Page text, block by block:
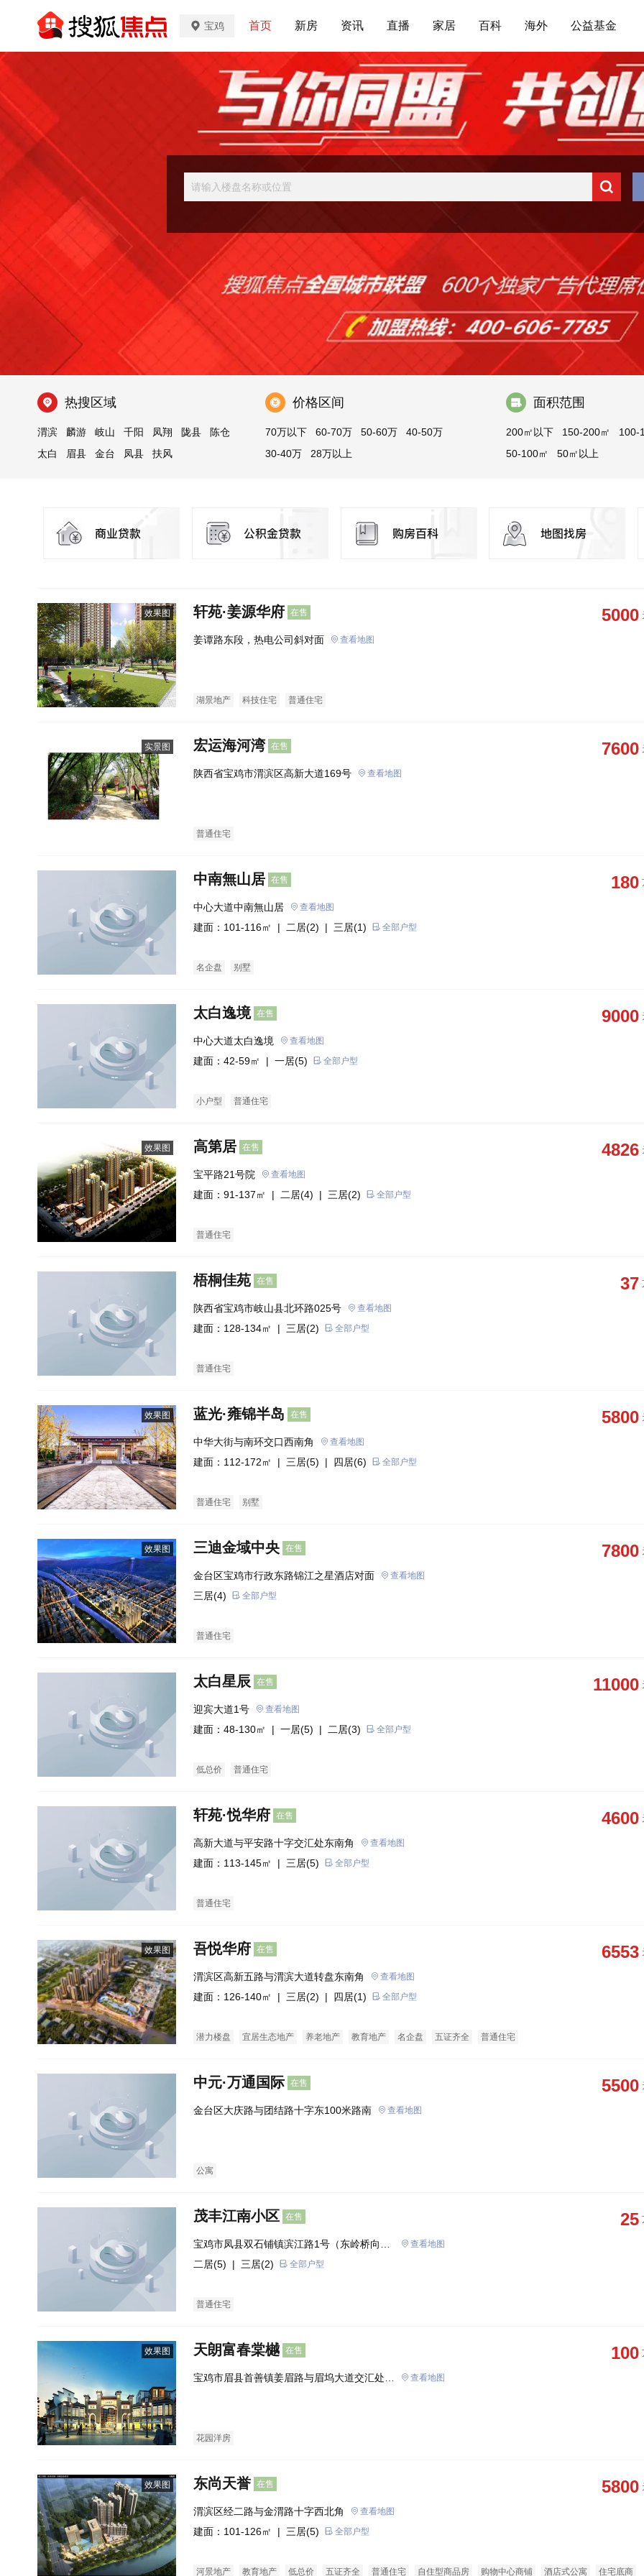
宝鸡 首页 新房 资讯 直播 家居 百科 海外 公益基金
热搜区域
渭滨 麟游 岐山 千阳 凤翔 陇县
陈仓
太白
眉县 金台 凤县 扶风
价格区间
70万以下 60-70万 50-60万
40-50万
30-40万
28万以上
面积范围
200㎡以下 150-200㎡
100-
50-100㎡
50㎡以上
效果图 轩苑·姜源华府 在售 5000
姜谭路东段，热电公司斜对面 查看地图
湖景地产 科技住宅 普通住宅
实景图 宏运海河湾 在售 7600
陕西省宝鸡市渭滨区高新大道169号 查看地图
普通住宅
中南無山居 在售 180
中心大道中南無山居 查看地图
建面：101-116㎡ | 二居(2) | 三居(1) 全部户型
名企盘 别墅
太白逸境 在售 9000
中心大道太白逸境 查看地图
建面：42-59㎡ | 一居(5) 全部户型
小户型 普通住宅
效果图 高第居 在售 4826
宝平路21号院 查看地图
建面：91-137㎡ | 二居(4) | 三居(2) 全部户型
普通住宅
梧桐佳苑 在售 37
陕西省宝鸡市岐山县北环路025号 查看地图
建面：128-134㎡ | 三居(2) 全部户型
普通住宅
效果图 蓝光·雍锦半岛 在售 5800
中华大街与南环交口西南角 查看地图
建面：112-172㎡ | 三居(5) | 四居(6) 全部户型
普通住宅 别墅
效果图 三迪金域中央 在售 7800
金台区宝鸡市行政东路锦江之星酒店对面 查看地图
三居(4) 全部户型
普通住宅
太白星辰 在售 11000
迎宾大道1号 查看地图
建面：48-130㎡ | 一居(5) | 二居(3) 全部户型
低总价 普通住宅
轩苑·悦华府 在售 4600
高新大道与平安路十字交汇处东南角 查看地图
建面：113-145㎡ | 三居(5) 全部户型
普通住宅
效果图 吾悦华府 在售 6553
渭滨区高新五路与渭滨大道转盘东南角 查看地图
建面：126-140㎡ | 三居(2) | 四居(1) 全部户型
潜力楼盘 宜居生态地产 养老地产 教育地产 名企盘 五证齐全 普通住宅
中元·万通国际 在售 5500
金台区大庆路与团结路十字东100米路南 查看地图
公寓
茂丰江南小区 在售 25
宝鸡市凤县双石铺镇滨江路1号（东岭桥向东
500米）
查看地图
二居(5) | 三居(2) 全部户型
普通住宅
效果图 天朗富春棠樾 在售 100
宝鸡市眉县首善镇姜眉路与眉坞大道交汇处东
查看地图
花园洋房
效果图 东尚天誉 在售 5800
渭滨区经二路与金渭路十字西北角 查看地图
建面：101-126㎡ | 三居(5) 全部户型
河景地产 教育地产 低总价 五证齐全 普通住宅 自住型商品房 购物中心商铺 酒店式公寓 住宅底商